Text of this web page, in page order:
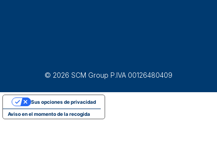
© 2026 SCM Group P.IVA 00126480409
Aviso en el momento de la recogida
Sus opciones de privacidad